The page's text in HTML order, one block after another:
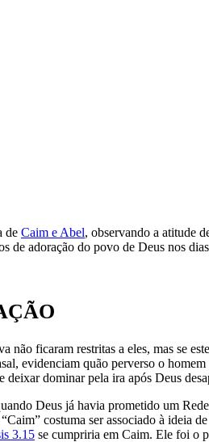
de Caim e Abel, observando a atitude
de adoração do povo de Deus nos
ficaram restritas a eles, mas se
evidenciam quão perverso o
dominar pela ira após Deus
Deus já havia prometido um
costuma ser associado à ideia
3.15 se cumpriria em Caim. Ele foi o